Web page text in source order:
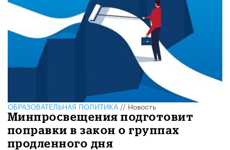
ОБРАЗОВАТЕЛЬНАЯ ПОЛИТИКА//Новость
Минпросвещения подготовит
поправки в закон о группах
продленного дня